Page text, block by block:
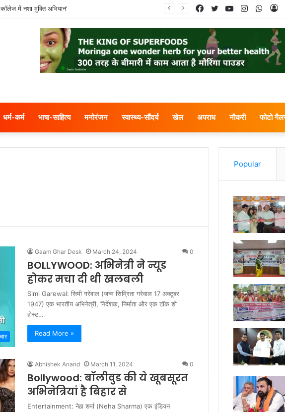
में नशा मुक्ति अभियान’ Instagram
YouTube
Twitter
Facebook
धर्म-कर्म भाषा-साहित्य मनोरंजन स्वास्थ्य-सौंदर्य खेल अपराध नौकरी फोटो
Gaam Ghar Desk March 24, 2024 0
BOLLYWOOD: अभिनेत्री ने न्यूड
होकर मचा दी थी खलबली
Simi Garewal: सिमी गरेवाल (जन्म सिम्रिता गरेवाल 17 अक्टूबर
1947) एक भारतीय अभिनेत्री, निर्देशक, निर्माता और एक टॉक शो
होस्ट…
Read More »
Abhishek Anand March 11, 2024 0
Bollywood: बॉलीवुड की ये खूबसूरत
अभिनेत्रियां है बिहार से
Entertainment: नेहा शर्मा (Neha Sharma) एक इंडियन
Popular